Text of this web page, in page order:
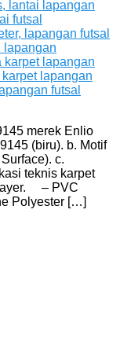
merek Enlio
(biru). b. Motif
c.
teknis karpet
– PVC
Polyester […]